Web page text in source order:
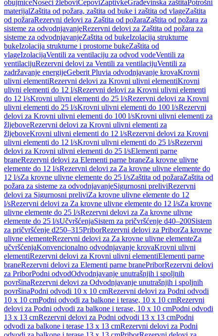
obujmiceNoseći žleboviČepoviZaptivkeGrađevinska zaštitaPotrošni
materijalZaštita od požara, zaštita od buke i zaštita od vlageZaštita
od požaraRezervni delovi za Zaštita od požaraZaštita od požara za
sisteme za odvodnjavanjeRezervni delovi za Zaštita od požara za
sisteme za odvodnjavanjeZaštita od bukeIzolacija strukturne
bukeIzolacija strukturne i prostorne bukeZaštita od
vlageIzolacijaVentili za ventilaciju za odvod vodeVentili za
ventilacijuRezervni delovi za Ventili za ventilacijuVentili za
zadržavanje energijeGeberit Pluvia odvodnjavanje krovaKrovni
ulivni elementiRezervni delovi za Krovni ulivni elementiKrovni
ulivni elementi do 12 l/sRezervni delovi za Krovni ulivni elementi
do 12 l/sKrovni ulivni elementi do 25 l/sRezervni delovi za Krovni
ulivni elementi do 25 l/sKrovni ulivni elementi do 100 l/sRezervni
delovi za Krovni ulivni elementi do 100 l/sKrovni ulivni elementi za
žljeboveRezervni delovi za Krovni ulivni elementi za
žljeboveKrovni ulivni elementi do 12 l/sRezervni delovi za Krovni
ulivni elementi do 12 l/sKrovni ulivni elementi do 25 l/sRezervni
delovi za Krovni ulivni elementi do 25 l/sElementi parne
braneRezervni delovi za Elementi parne braneZa krovne ulivne
elemente do 12 l/sRezervni delovi za Za krovne ulivne elemente do
12 l/sZa krovne ulivne elemente do 25 l/sZaštita od požaraZaštita od
požara za sisteme za odvodnjavanjeSigurnosni preliviRezervni
delovi za Sigurnosni preliviZa krovne ulivne elemente do 12
l/sRezervni delovi za Za krovne ulivne elemente do 12 l/sZa krovne
ulivne elemente do 25 l/sRezervni delovi za Za krovne ulivne
elemente do 25 l/sUčvršćenjaSistem za pričvršćenje d40–200Sistem
za pričvršćenje d250–315PriborRezervni delovi za PriborZa krovne
ulivne elementeRezervni delovi za Za krovne ulivne elementeZa
učvršćenjaKonvencionalno odvodnjavanje krovaKrovni ulivni
elementiRezervni delovi za Krovni ulivni elementiElementi parne
braneRezervni delovi za Elementi parne branePriborRezervni delovi
za PriborPodni odvodOdvodnjavanje unutrašnjih i spoljnih
površinaRezervni delovi za Odvodnjavanje unutrašnjih i spoljnih
površinaPodni odvodi 10 x 10 cmRezervni delovi za Podni odvodi
10 x 10 cmPodni odvodi za balkone i terase, 10 x 10 cmRezervni
delovi za Podni odvodi za balkone i terase, 10 x 10 cmPodni odvodi
13 x 13 cmRezervni delovi za Podni odvodi 13 x 13 cmPodni
odvodi za balkone i terase 13 x 13 cmRezervni delovi za Podni